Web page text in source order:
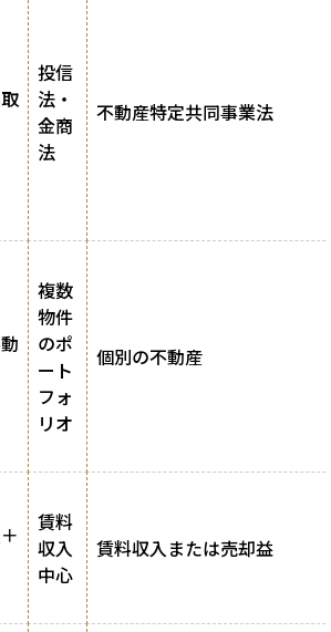
投信
法・
金商
法
不動産特定共同事業法
複数
物件
のポ
ート
フォ
リオ
個別の不動産
賃料
収入
中心
賃料収入または売却益